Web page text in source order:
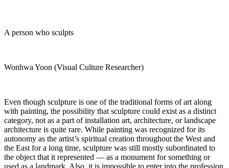
A person who sculpts
Wonhwa Yoon (Visual Culture Researcher)
Even though sculpture is one of the traditional forms of art along
with painting, the possibility that sculpture could exist as a distinct
category, not as a part of installation art, architecture, or landscape
architecture is quite rare. While painting was recognized for its
autonomy as the artist’s spiritual creation throughout the West and
the East for a long time, sculpture was still mostly subordinated to
the object that it represented ― as a monument for something or
used as a landmark. Also, it is impossible to enter into the profession